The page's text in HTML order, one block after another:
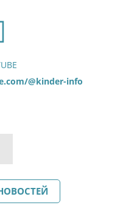
@kinder-info